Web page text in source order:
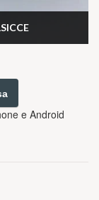
e Android